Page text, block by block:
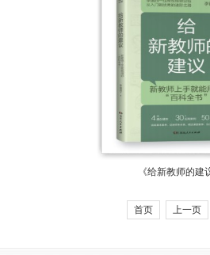
《给新教师的建
首页 上一页